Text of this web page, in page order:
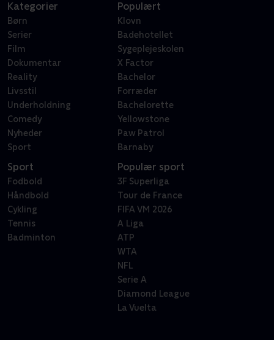
Kategorier
Børn
Serier
Film
Dokumentar
Reality
Livsstil
Underholdning
Comedy
Nyheder
Sport
Populært
Klovn
Badehotellet
Sygeplejeskolen
X Factor
Bachelor
Forræder
Bachelorette
Yellowstone
Paw Patrol
Barnaby
Sport
Fodbold
Håndbold
Cykling
Tennis
Badminton
Populær sport
3F Superliga
Tour de France
FIFA VM 2026
A Liga
ATP
WTA
NFL
Serie A
Diamond League
La Vuelta